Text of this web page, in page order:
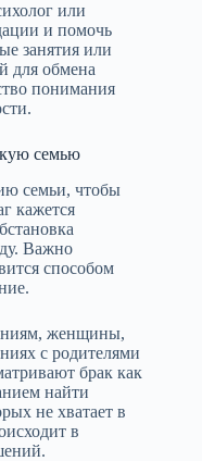
или
и помочь
занятия или
для обмена
понимания
семью
семьи, чтобы
кажется
Важно
способом
женщины,
с родителями
брак как
найти
не хватает в
в